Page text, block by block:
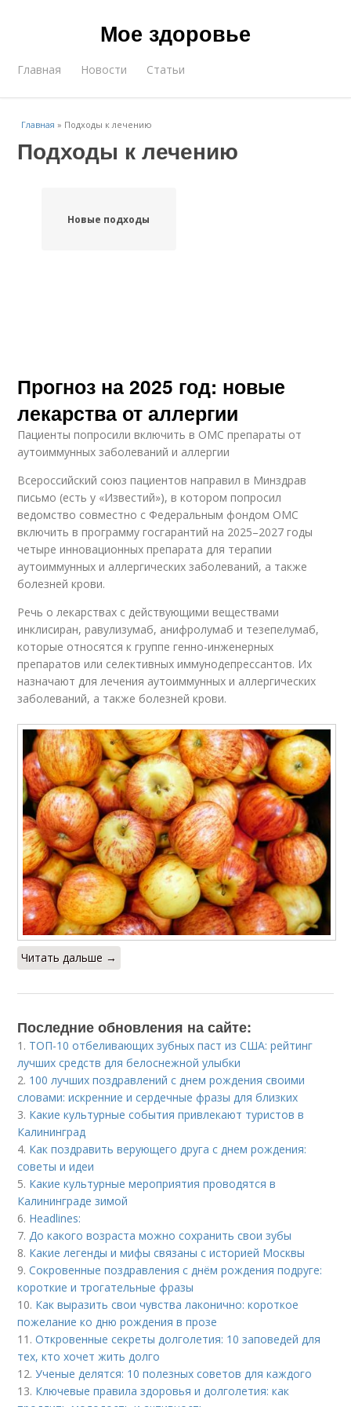
Мое здоровье
Главная Новости Статьи
Главная » Подходы к лечению
Подходы к лечению
Новые подходы
Прогноз на 2025 год: новые
лекарства от аллергии
Пациенты попросили включить в ОМС препараты от
аутоиммунных заболеваний и аллергии
Всероссийский союз пациентов направил в Минздрав
письмо (есть у «Известий»), в котором попросил
ведомство совместно с Федеральным фондом ОМС
включить в программу госгарантий на 2025–2027 годы
четыре инновационных препарата для терапии
аутоиммунных и аллергических заболеваний, а также
болезней крови.
Речь о лекарствах с действующими веществами
инклисиран, равулизумаб, анифролумаб и тезепелумаб,
которые относятся к группе генно-инженерных
препаратов или селективных иммунодепрессантов. Их
назначают для лечения аутоиммунных и аллергических
заболеваний, а также болезней крови.
Читать дальше →
Последние обновления на сайте:
1. ТОП-10 отбеливающих зубных паст из США: рейтинг
лучших средств для белоснежной улыбки
2. 100 лучших поздравлений с днем рождения своими
словами: искренние и сердечные фразы для близких
3. Какие культурные события привлекают туристов в
Калининград
4. Как поздравить верующего друга с днем рождения:
советы и идеи
5. Какие культурные мероприятия проводятся в
Калининграде зимой
6. Headlines:
7. До какого возраста можно сохранить свои зубы
8. Какие легенды и мифы связаны с историей Москвы
9.Сокровенные поздравления с днём рождения подруге:
короткие и трогательные фразы
10. Как выразить свои чувства лаконично: короткое
пожелание ко дню рождения в прозе
11.Откровенные секреты долголетия: 10 заповедей для
тех, кто хочет жить долго
12.Ученые делятся: 10 полезных советов для каждого
13. Ключевые правила здоровья и долголетия: как